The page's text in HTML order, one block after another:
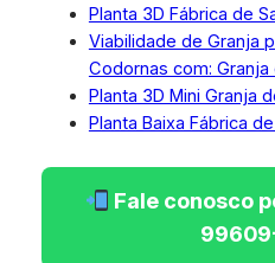
Planta 3D Fábrica de
Viabilidade de Granja
Codornas com:
Planta 3D Mini Granja
Planta Baixa Fábrica
Fale conosco